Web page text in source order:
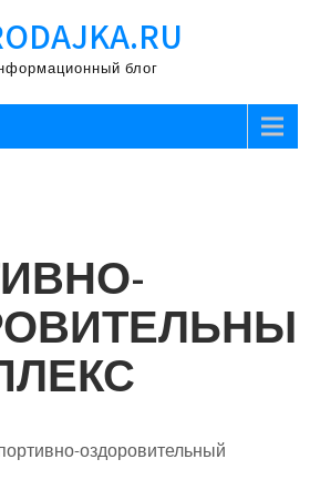
блог
оздоровительный